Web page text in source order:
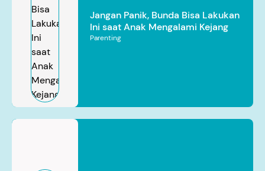
Jangan Panik, Bunda Bisa Lakukan
Ini saat Anak Mengalami Kejang
Parenting